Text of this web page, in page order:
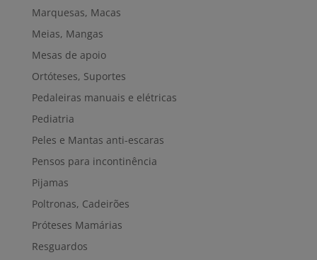
Marquesas, Macas
Meias, Mangas
Mesas de apoio
Ortóteses, Suportes
Pedaleiras manuais e elétricas
Pediatria
Peles e Mantas anti-escaras
Pensos para incontinência
Pijamas
Poltronas, Cadeirões
Próteses Mamárias
Resguardos